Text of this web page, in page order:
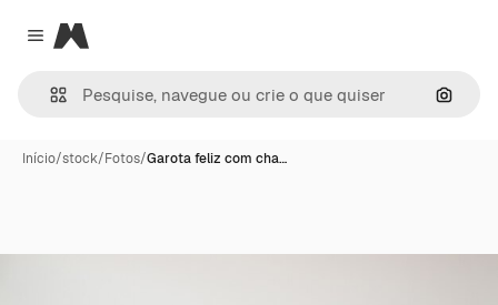
Close menu
Magnific
Início/stock/Fotos/Garota feliz com cha…